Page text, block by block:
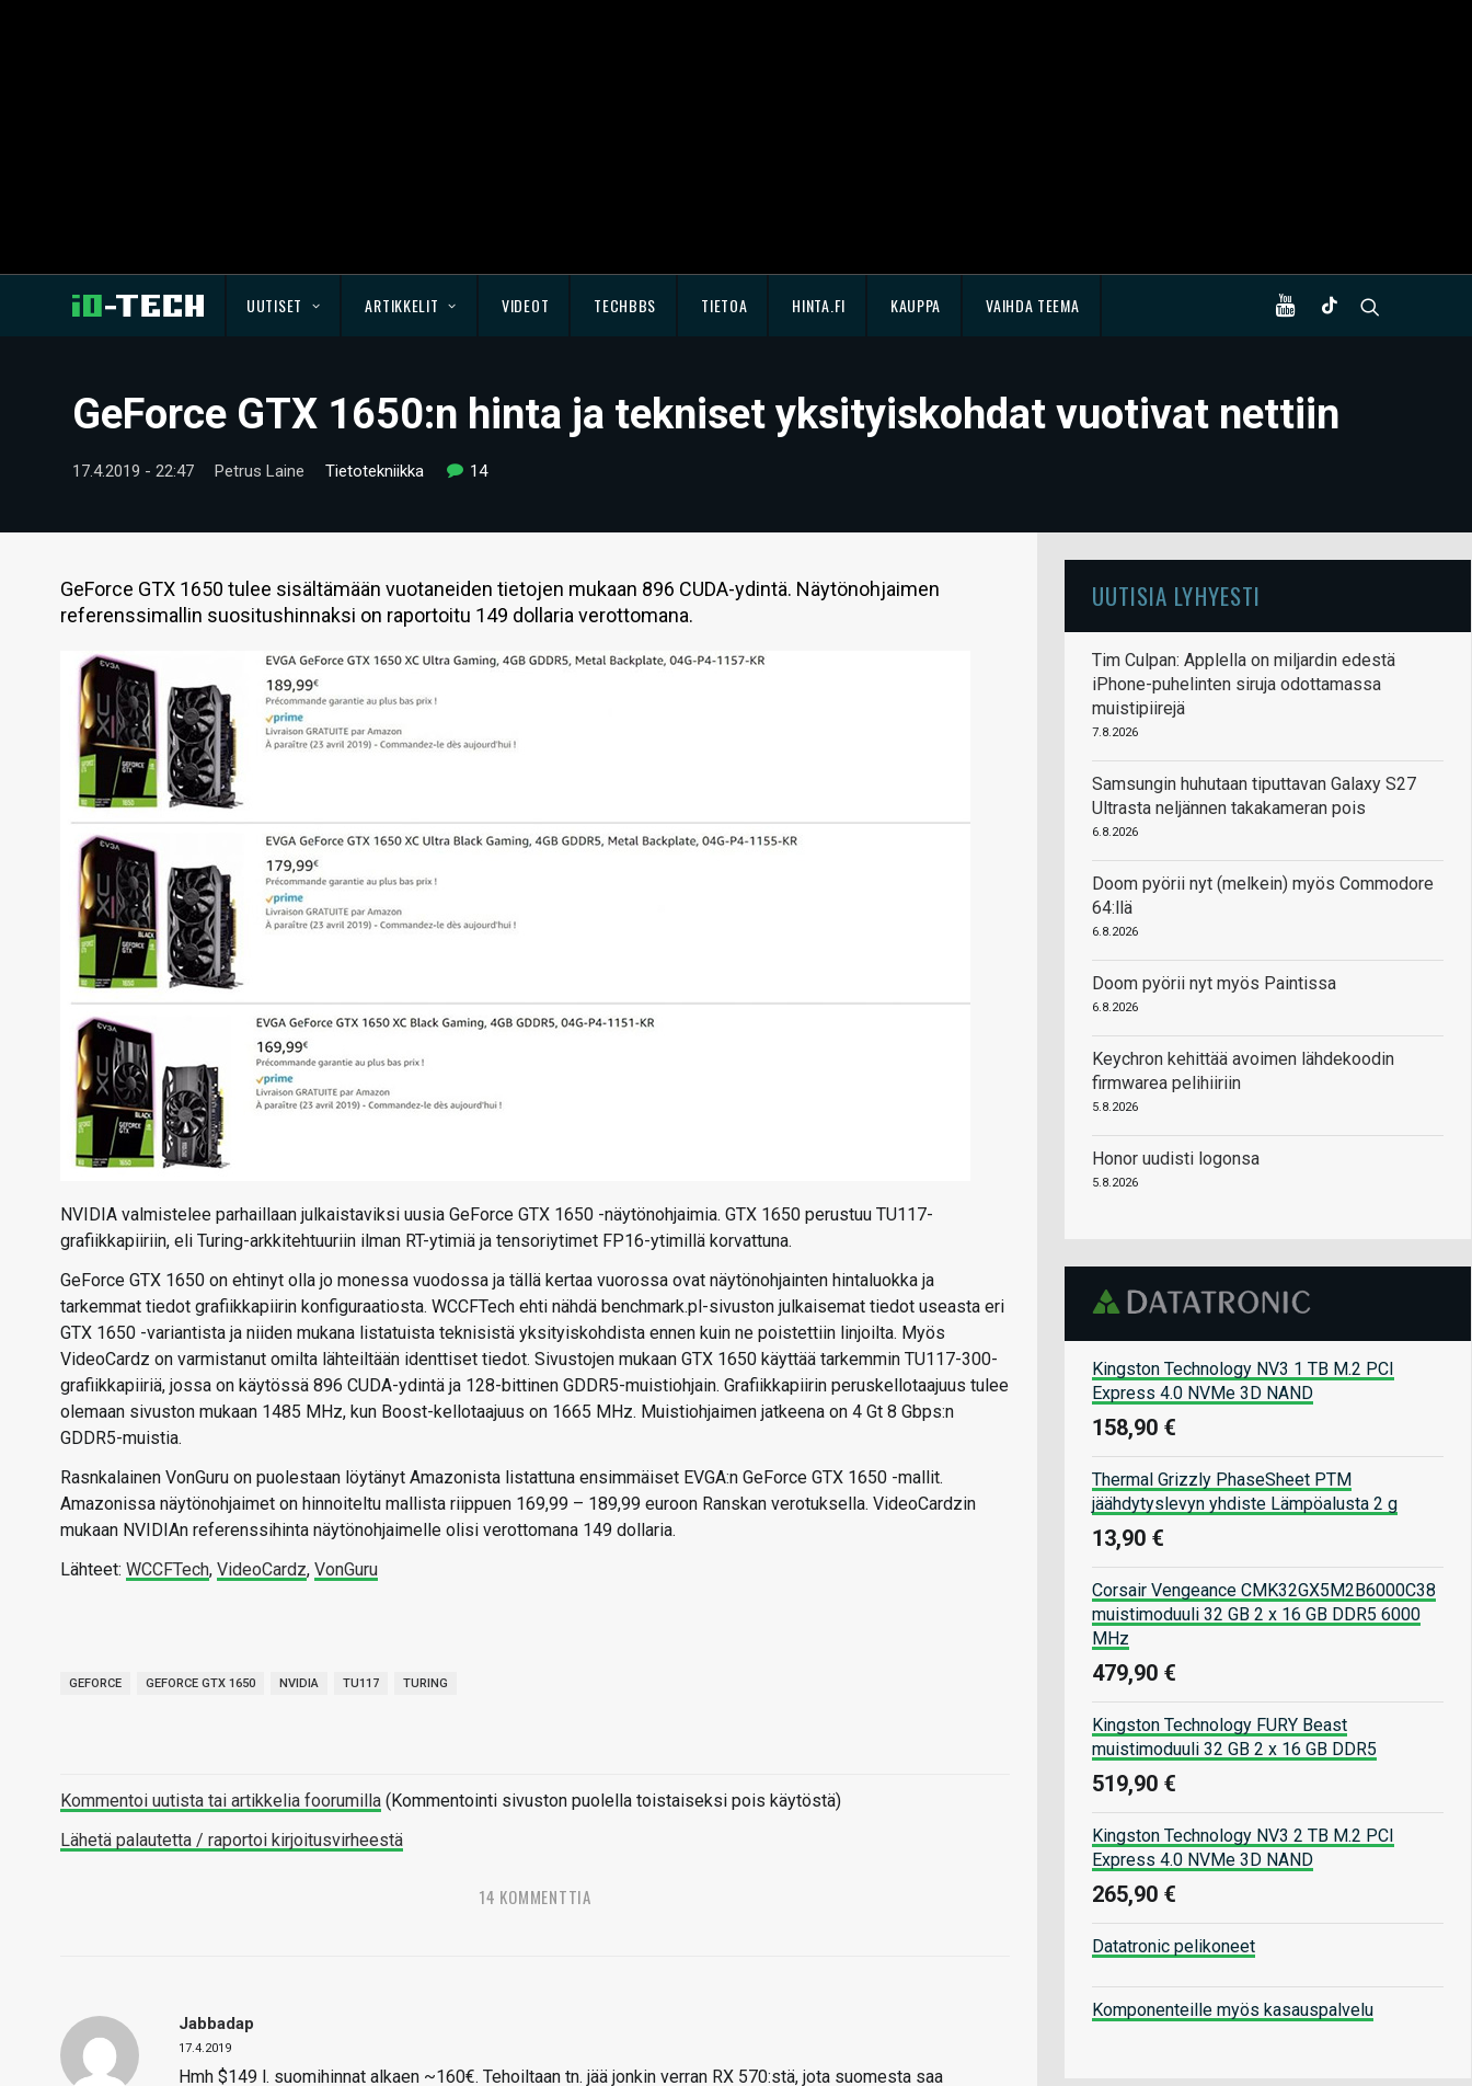
UUTISET ARTIKKELIT VIDEOT TECHBBS TIETOA HINTA.FI KAUPPA VAIHDA TEEMA
GeForce GTX 1650:n hinta ja tekniset yksityiskohdat vuotivat nettiin
17.4.2019 - 22:47 Petrus Laine Tietotekniikka 14
GeForce GTX 1650 tulee sisältämään vuotaneiden tietojen mukaan 896 CUDA-ydintä. Näytönohjaimen
referenssimallin suositushinnaksi on raportoitu 149 dollaria verottomana.
NVIDIA valmistelee parhaillaan julkaistaviksi uusia GeForce GTX 1650 -näytönohjaimia. GTX 1650 perustuu TU117-
grafiikkapiiriin, eli Turing-arkkitehtuuriin ilman RT-ytimiä ja tensoriytimet FP16-ytimillä korvattuna.
GeForce GTX 1650 on ehtinyt olla jo monessa vuodossa ja tällä kertaa vuorossa ovat näytönohjainten hintaluokka ja
tarkemmat tiedot grafiikkapiirin konfiguraatiosta. WCCFTech ehti nähdä benchmark.pl-sivuston julkaisemat tiedot useasta eri
GTX 1650 -variantista ja niiden mukana listatuista teknisistä yksityiskohdista ennen kuin ne poistettiin linjoilta. Myös
VideoCardz on varmistanut omilta lähteiltään identtiset tiedot. Sivustojen mukaan GTX 1650 käyttää tarkemmin TU117-300-
grafiikkapiiriä, jossa on käytössä 896 CUDA-ydintä ja 128-bittinen GDDR5-muistiohjain. Grafiikkapiirin peruskellotaajuus tulee
olemaan sivuston mukaan 1485 MHz, kun Boost-kellotaajuus on 1665 MHz. Muistiohjaimen jatkeena on 4 Gt 8 Gbps:n
GDDR5-muistia.
Rasnkalainen VonGuru on puolestaan löytänyt Amazonista listattuna ensimmäiset EVGA:n GeForce GTX 1650 -mallit.
Amazonissa näytönohjaimet on hinnoiteltu mallista riippuen 169,99 – 189,99 euroon Ranskan verotuksella. VideoCardzin
mukaan NVIDIAn referenssihinta näytönohjaimelle olisi verottomana 149 dollaria.
Lähteet: WCCFTech, VideoCardz, VonGuru
GEFORCE GEFORCE GTX 1650 NVIDIA TU117 TURING
Kommentoi uutista tai artikkelia foorumilla (Kommentointi sivuston puolella toistaiseksi pois käytöstä)
Lähetä palautetta / raportoi kirjoitusvirheestä
14 KOMMENTTIA
Jabbadap
17.4.2019
Hmh $149 l. suomihinnat alkaen ~160€. Tehoiltaan tn. jää jonkin verran RX 570:stä, jota suomesta saa
UUTISIA LYHYESTI
Tim Culpan: Applella on miljardin edestä
iPhone-puhelinten siruja odottamassa
muistipiirejä
7.8.2026
Samsungin huhutaan tiputtavan Galaxy S27
Ultrasta neljännen takakameran pois
6.8.2026
Doom pyörii nyt (melkein) myös Commodore
64:llä
6.8.2026
Doom pyörii nyt myös Paintissa
6.8.2026
Keychron kehittää avoimen lähdekoodin
firmwarea pelihiiriin
5.8.2026
Honor uudisti logonsa
5.8.2026
Kingston Technology NV3 1 TB M.2 PCI
Express 4.0 NVMe 3D NAND
158,90 €
Thermal Grizzly PhaseSheet PTM
jäähdytyslevyn yhdiste Lämpöalusta 2 g
13,90 €
Corsair Vengeance CMK32GX5M2B6000C38
muistimoduuli 32 GB 2 x 16 GB DDR5 6000
MHz
479,90 €
Kingston Technology FURY Beast
muistimoduuli 32 GB 2 x 16 GB DDR5
519,90 €
Kingston Technology NV3 2 TB M.2 PCI
Express 4.0 NVMe 3D NAND
265,90 €
Datatronic pelikoneet
Komponenteille myös kasauspalvelu